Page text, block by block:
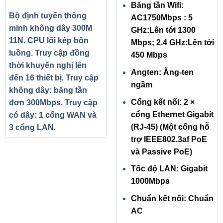
Bộ định tuyến thông
minh không dây 300M
11N. CPU lõi kép bốn
luồng. Truy cập đồng
thời khuyến nghị lên
đến 16 thiết bị. Truy cập
không dây: băng tần
đơn 300Mbps. Truy cập
có dây: 1 cổng WAN và
3 cổng LAN.
Băng tần Wifi:
AC1750Mbps : 5
GHz:Lên tới 1300
Mbps; 2.4 GHz:Lên tới
450 Mbps
Angten: Ăng-ten
ngầm
Cổng kết nối: 2 ×
cổng Ethernet Gigabit
(RJ-45) (Một cổng hỗ
trợ IEEE802.3af PoE
và Passive PoE)
Tốc độ LAN: Gigabit
1000Mbps
Chuẩn kết nối: Chuẩn
AC